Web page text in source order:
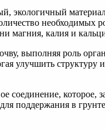
экологичный
необходимых
магния, калия и
выполняя роль
улучшить структуру
соединение, которое,
поддержания в